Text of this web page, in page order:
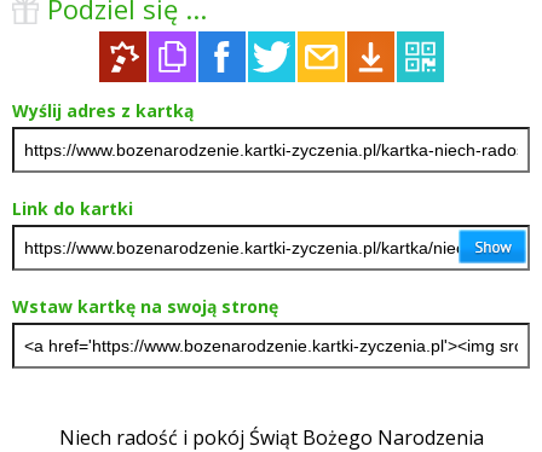
Podziel się ...
Wyślij adres z kartką
Link do kartki
Wstaw kartkę na swoją stronę
Niech radość i pokój Świąt Bożego Narodzenia